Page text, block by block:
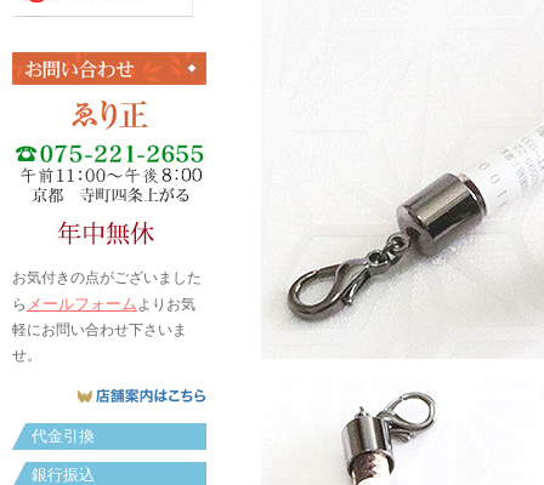
お気付きの点がございました
ら メールフォームよりお気
軽にお問い合わせ下さいま
せ。
代金引換
銀行振込